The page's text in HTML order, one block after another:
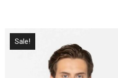
Sale!